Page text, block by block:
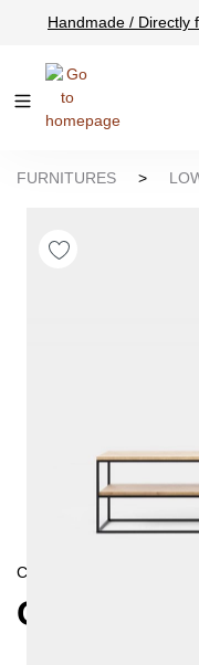
content
Handmade / Directly
FURNITURES >
CONTEMPORAIN/
OSSA TV-